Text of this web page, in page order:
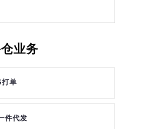
业务
打单
件代发